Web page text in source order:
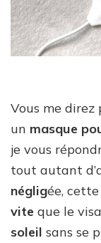
Vous me
un masque
je vous
tout autant
négligée,
vite que le
soleil sans se